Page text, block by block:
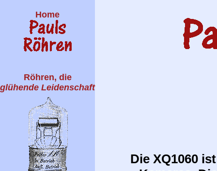
Home
Röhren, die
glühende Leidenschaft
Die XQ1060